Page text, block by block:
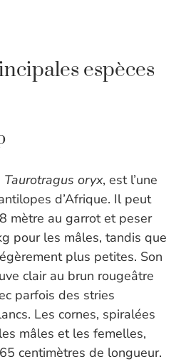
espèces
Taurotragus oryx, est l’une
d’Afrique. Il peut
mètre au garrot et peser
pour les mâles, tandis que
plus petites. Son
clair au brun rougeâtre
parfois des stries
Les cornes, spiralées
mâles et les femelles,
centimètres de longueur.